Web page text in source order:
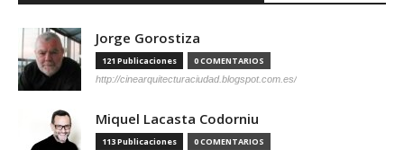
Jorge Gorostiza
121 Publicaciones 0 COMENTARIOS
http://cinearquitecturaciudad.blogspot.com.es/
Miquel Lacasta Codorniu
113 Publicaciones 0 COMENTARIOS